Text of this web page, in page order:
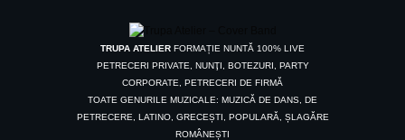
TRUPA ATELIER FORMAȚIE NUNTĂ 100% LIVE
PETRECERI PRIVATE, NUNŢI, BOTEZURI, PARTY
CORPORATE, PETRECERI DE FIRMĂ
TOATE GENURILE MUZICALE: MUZICĂ DE DANS, DE
PETRECERE, LATINO, GRECEȘTI, POPULARĂ, ȘLAGĂRE
ROMÂNEȘTI